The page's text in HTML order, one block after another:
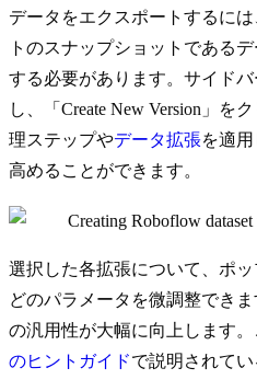
データをエクスポートするに
トのスナップショットである
する必要があります。サイドバ
し、「Create New Version」を
理ステップやデータ拡張を適
高めることができます。
選択した各拡張について、ポ
どのパラメータを微調整でき
の汎用性が大幅に向上します。
のヒントガイドで説明されてい